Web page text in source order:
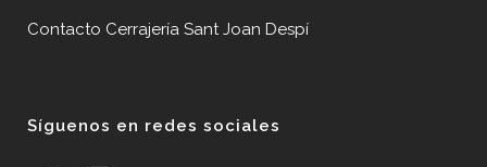
Contacto Cerrajería Sant Joan Despí
Síguenos en redes sociales